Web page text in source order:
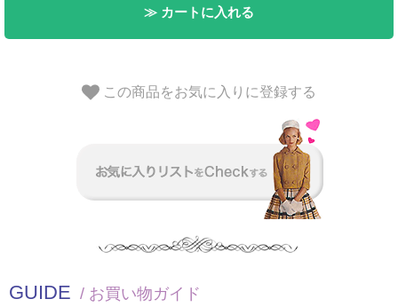
≫ カートに入れる
この商品をお気に入りに登録する
GUIDE / お買い物ガイド